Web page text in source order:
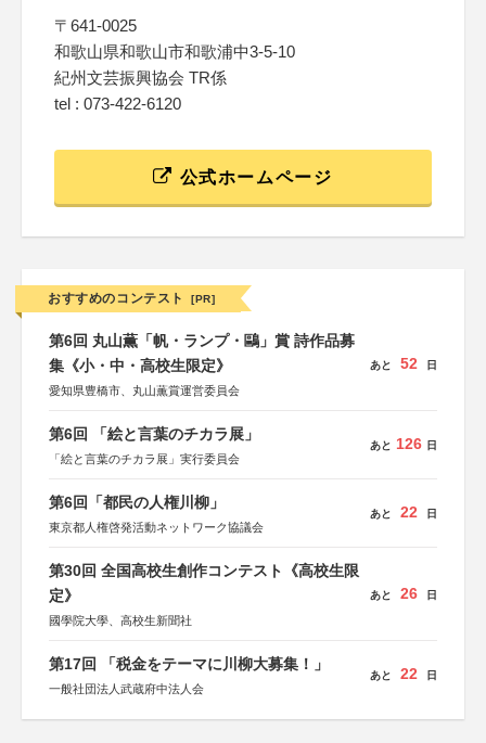
〒641-0025
和歌山県和歌山市和歌浦中3-5-10
紀州文芸振興協会 TR係
tel : 073-422-6120
公式ホームページ
おすすめのコンテスト [PR]
第6回 丸山薫「帆・ランプ・鷗」賞 詩作品募
集《小・中・高校生限定》
愛知県豊橋市、丸山薫賞運営委員会
あと 52 日
第6回 「絵と言葉のチカラ展」
「絵と言葉のチカラ展」実行委員会
あと 126 日
第6回「都民の人権川柳」
東京都人権啓発活動ネットワーク協議会
あと 22 日
第30回 全国高校生創作コンテスト《高校生限
定》
國學院大學、高校生新聞社
あと 26 日
第17回 「税金をテーマに川柳大募集！」
一般社団法人武蔵府中法人会
あと 22 日